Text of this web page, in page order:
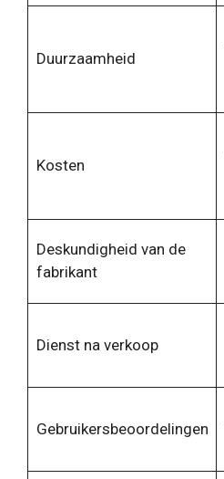
Duurzaamheid
Kosten
Deskundigheid van de
fabrikant
Dienst na verkoop
Gebruikersbeoordelingen